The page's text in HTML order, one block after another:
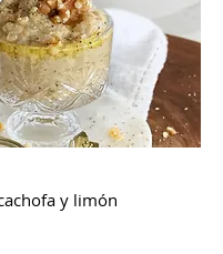
y limón